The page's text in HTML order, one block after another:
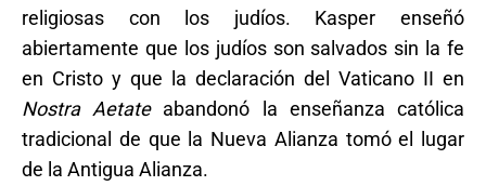
religiosas con los judíos. Kasper enseñó
abiertamente que los judíos son salvados sin la fe
en Cristo y que la declaración del Vaticano II en
Nostra Aetateabandonó la enseñanza católica
tradicional de que la Nueva Alianza tomó el lugar
de la Antigua Alianza.